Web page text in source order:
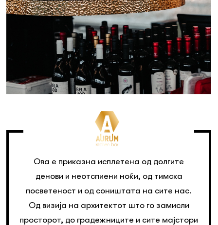
Ова е приказна исплетена од долгите
денови и неотспиени ноќи, од тимска
посветеност и од соништата на сите нас.
Од визија на архитектот што го замисли
просторот, до градежниците и сите мајстори